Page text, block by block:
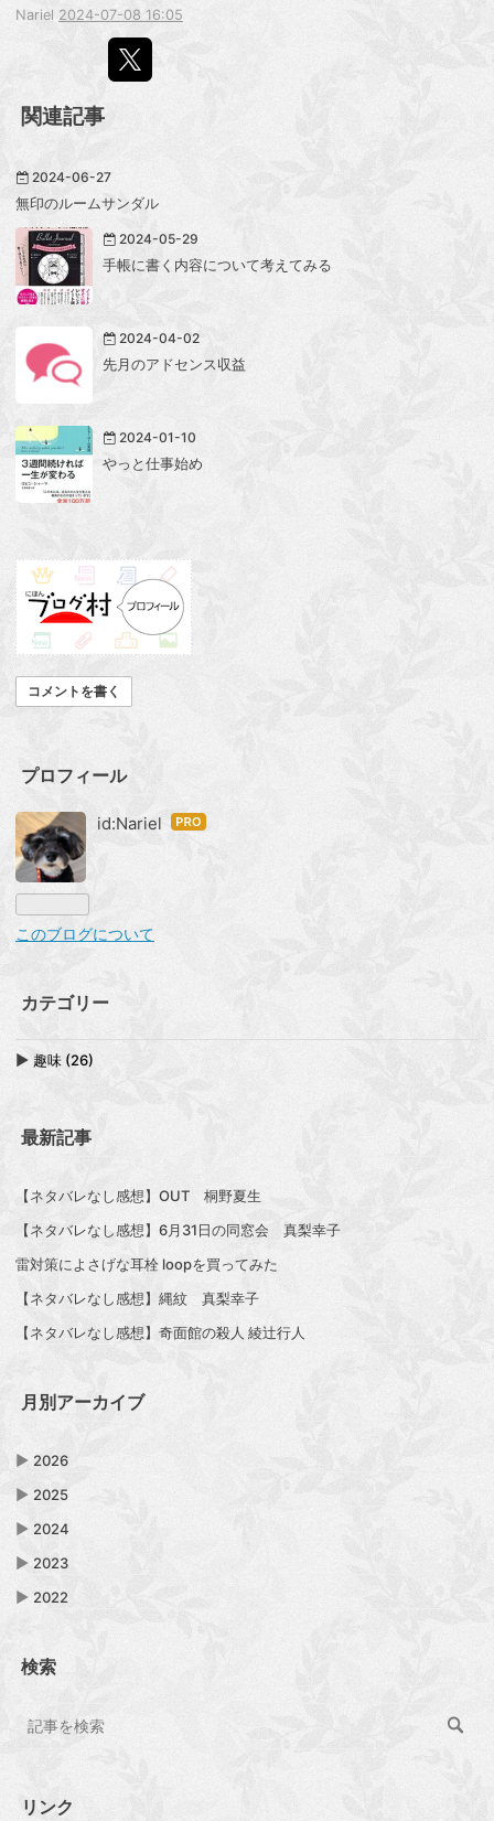
Nariel 2024-07-08 16:05
関連記事
2024-06-27
無印のルームサンダル
2024-05-29
手帳に書く内容について考えてみる
2024-04-02
先月のアドセンス収益
2024-01-10
やっと仕事始め
コメントを書く
プロフィール
id:Nariel はて
なブ
このブログについて
カテゴリー
▶ 趣味 (26)
最新記事
【ネタバレなし感想】OUT 桐野夏生
【ネタバレなし感想】6月31日の同窓会 真梨幸子
雷対策によさげな耳栓 loopを買ってみた
【ネタバレなし感想】縄紋 真梨幸子
【ネタバレなし感想】奇面館の殺人 綾辻行人
月別アーカイブ
▶ 2026
▶ 2025
▶ 2024
▶ 2023
▶ 2022
検索
リンク